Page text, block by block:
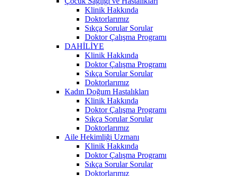
Klinik Hakkında
Doktorlarımız
Sıkça Sorular Sorular
Doktor Çalışma Programı
DAHİLİYE
Klinik Hakkında
Doktor Çalışma Programı
Sıkça Sorular Sorular
Doktorlarımız
Kadın Doğum Hastalıkları
Klinik Hakkında
Doktor Çalışma Programı
Sıkça Sorular Sorular
Doktorlarımız
Aile Hekimliği Uzmanı
Klinik Hakkında
Doktor Çalışma Programı
Sıkça Sorular Sorular
Doktorlarımız